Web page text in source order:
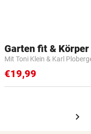
Garten fit &
Mit Toni Klein & Karl
€19,99
chevron_right